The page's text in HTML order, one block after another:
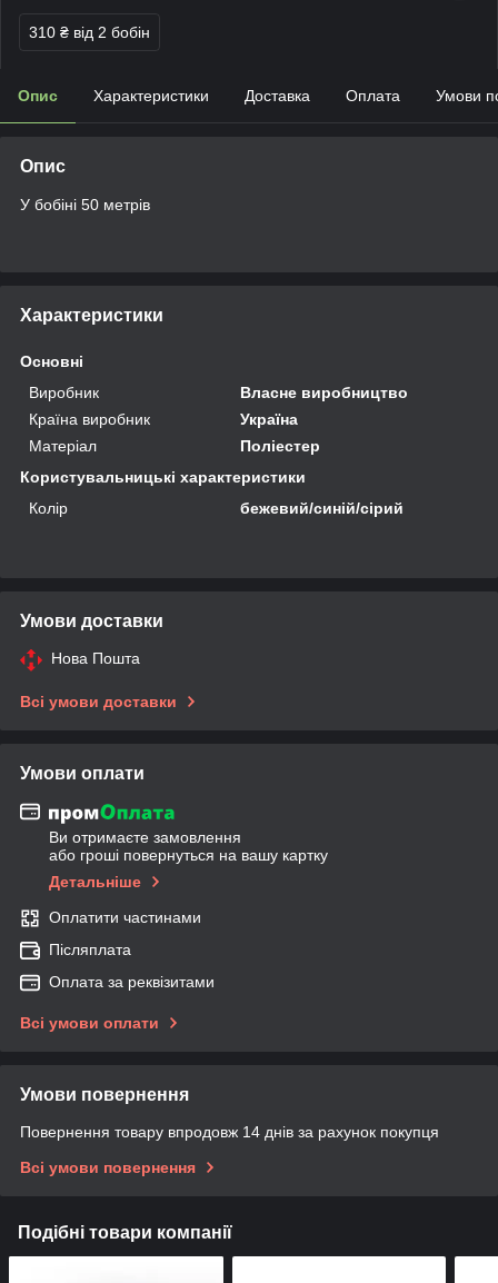
310 ₴ від 2 бобін
Опис Характеристики Доставка Оплата Умови
Опис
У бобіні 50 метрів
Характеристики
Основні
Виробник
Власне виробництво
Країна виробник
Україна
Матеріал
Поліестер
Користувальницькі характеристики
Колір
бежевий/синій/сірий
Умови доставки
Нова Пошта
Всі умови доставки
Умови оплати
Ви отримаєте замовлення
або гроші повернуться на вашу картку
Детальніше
Оплатити частинами
Післяплата
Оплата за реквізитами
Всі умови оплати
Умови повернення
Повернення товару впродовж 14 днів за рахунок покупця
Всі умови повернення
Подібні товари компанії